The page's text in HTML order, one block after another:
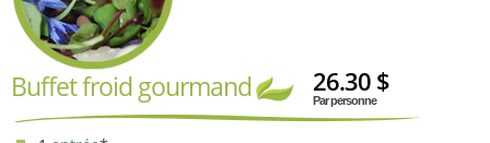
Buffet froid gourmand 26.30 $
Par personne